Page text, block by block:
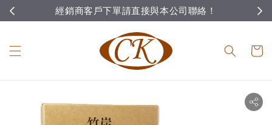
經銷商客戶下單請直接與本公司聯絡！